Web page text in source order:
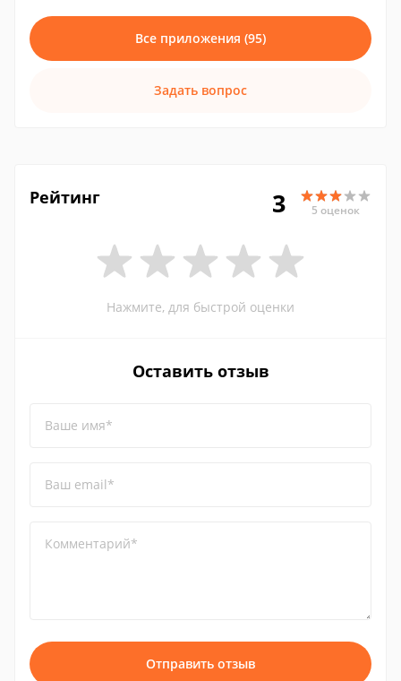
Все приложения (95)
Задать вопрос
Рейтинг 3 5 оценок
Нажмите, для быстрой оценки
Оставить отзыв
Ваше имя*
Ваш email*
Комментарий*
Отправить отзыв